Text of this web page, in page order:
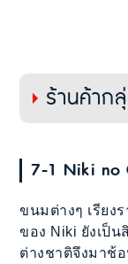
ร้านค้าก
7-1 Niki no
ขนมต่างๆ เรียง
ของ Niki ยังเป็
ต่างชาติจึงมาช้